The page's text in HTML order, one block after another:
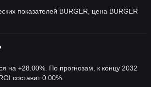
показателей BURGER, цена BURGER
на +28.00%. По прогнозам, к концу 2032
составит 0.00%.